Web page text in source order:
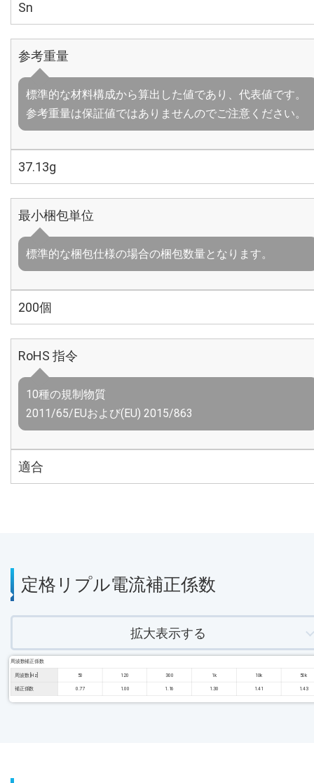
Sn
参考重量
標準的な材料構成から算出した値であり、代表値です。
参考重量は保証値ではありませんのでご注意ください。
37.13g
最小梱包単位
標準的な梱包仕様の場合の梱包数量となります。
200個
RoHS 指令
10種の規制物質
2011/65/EUおよび(EU) 2015/863
適合
定格リプル電流補正係数
拡大表示する
周波数補正係数
周波数 [Hz] 50 120 300 1k 10k 50k
補正係数 0.77 1.00 1.16 1.30 1.41 1.43